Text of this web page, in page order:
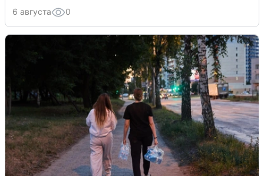
6 августа 0